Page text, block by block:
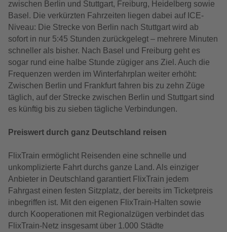
zwischen Berlin und Stuttgart, Freiburg, Heidelberg sowie
Basel. Die verkürzten Fahrzeiten liegen dabei auf ICE-
Niveau: Die Strecke von Berlin nach Stuttgart wird ab
sofort in nur 5:45 Stunden zurückgelegt – mehrere Minuten
schneller als bisher. Nach Basel und Freiburg geht es
sogar rund eine halbe Stunde zügiger ans Ziel. Auch die
Frequenzen werden im Winterfahrplan weiter erhöht:
Zwischen Berlin und Frankfurt fahren bis zu zehn Züge
täglich, auf der Strecke zwischen Berlin und Stuttgart sind
es künftig bis zu sieben tägliche Verbindungen.
Preiswert durch ganz Deutschland reisen
FlixTrain ermöglicht Reisenden eine schnelle und
unkomplizierte Fahrt durchs ganze Land. Als einziger
Anbieter in Deutschland garantiert FlixTrain jedem
Fahrgast einen festen Sitzplatz, der bereits im Ticketpreis
inbegriffen ist. Mit den eigenen FlixTrain-Halten sowie
durch Kooperationen mit Regionalzügen verbindet das
FlixTrain-Netz insgesamt über 1.000 Städte